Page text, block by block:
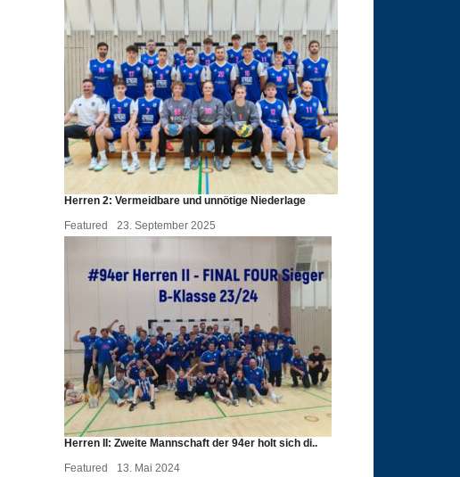
Herren 2: Vermeidbare und unnötige Niederlage
Featured
23. September 2025
Herren II: Zweite Mannschaft der 94er holt sich di..
Featured
13. Mai 2024